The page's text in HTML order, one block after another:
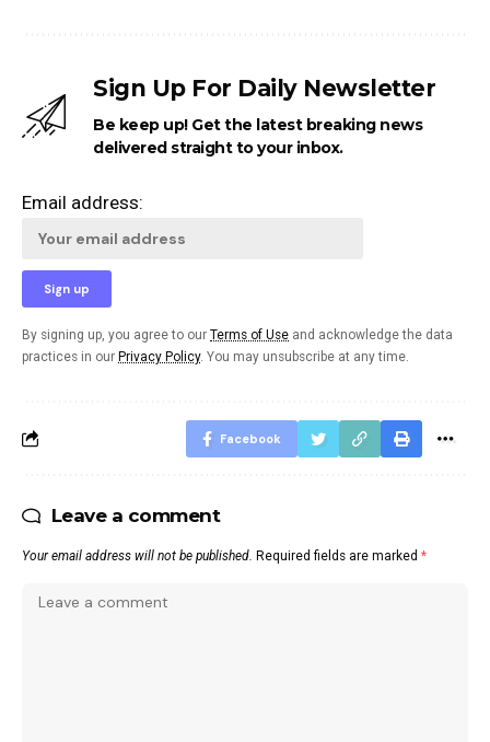
Sign Up For Daily Newsletter
Be keep up! Get the latest breaking news
delivered straight to your inbox.
Email address:
By signing up, you agree to our Terms of Use and acknowledge the data
practices in our Privacy Policy. You may unsubscribe at any time.
Facebook
Leave a comment
Your email address will not be published. Required fields are marked *